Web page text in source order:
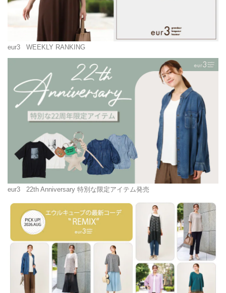
eur3 WEEKLY RANKING
eur3 22th Anniversary 特別な限定アイテム発売